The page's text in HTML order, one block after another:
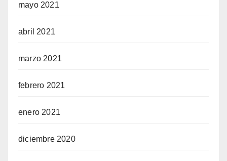
mayo 2021
abril 2021
marzo 2021
febrero 2021
enero 2021
diciembre 2020